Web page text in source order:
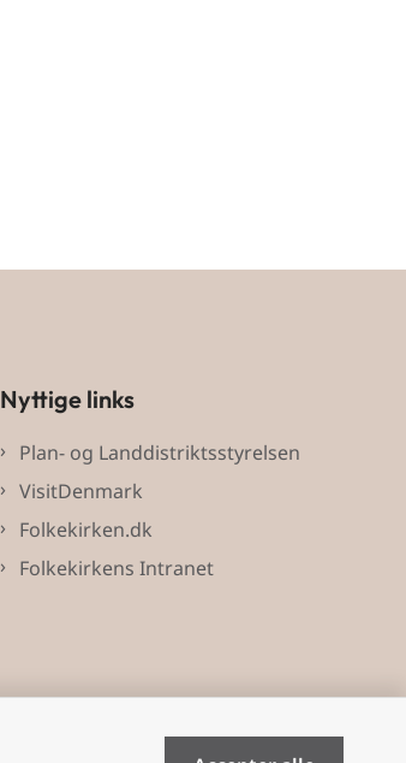
Nyttige links
Plan- og Landdistriktsstyrelsen
VisitDenmark
Folkekirken.dk
Folkekirkens Intranet